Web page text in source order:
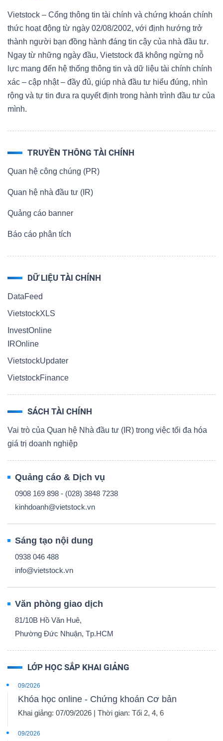
Vietstock – Cổng thông tin tài chính và chứng khoán chính
thức hoạt động từ ngày 02/08/2002, với định hướng trở
thành người bạn đồng hành đáng tin cậy của nhà đầu tư.
Ngay từ những ngày đầu, Vietstock đã không ngừng nỗ
lực mang đến hệ thống thông tin và dữ liệu tài chính chính
xác – cập nhật – đầy đủ, giúp nhà đầu tư hiểu đúng, nhìn
rộng và tự tin đưa ra quyết định trong hành trình đầu tư của
mình.
TRUYỀN THÔNG TÀI CHÍNH
Quan hệ công chúng (PR)
Quan hệ nhà đầu tư (IR)
Quảng cáo banner
Báo cáo phân tích
DỮ LIỆU TÀI CHÍNH
DataFeed
VietstockXLS
InvestOnline
IROnline
VietstockUpdater
VietstockFinance
SÁCH TÀI CHÍNH
Vai trò của Quan hệ Nhà đầu tư (IR) trong việc tối đa hóa
giá trị doanh nghiệp
Quảng cáo & Dịch vụ
0908 169 898 - (028) 3848 7238
kinhdoanh@vietstock.vn
Sáng tạo nội dung
0938 046 488
info@vietstock.vn
Văn phòng giao dịch
81/10B Hồ Văn Huê,
Phường Đức Nhuận, Tp.HCM
LỚP HỌC SẮP KHAI GIẢNG
09/2026
Khóa học online - Chứng khoán Cơ bản
Khai giảng: 07/09/2026 | Thời gian: Tối 2, 4, 6
09/2026